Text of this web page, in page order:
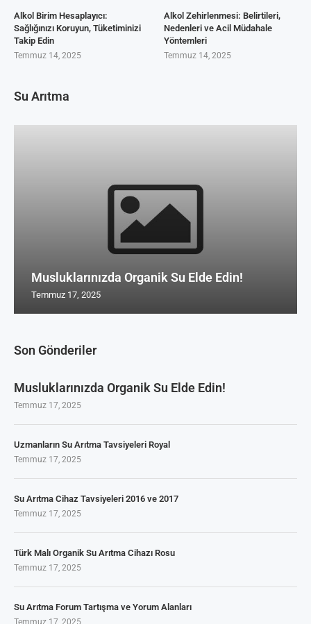
Son Gönderiler
Musluklarınızda Organik Su Elde Edin!
Temmuz 17, 2025
Uzmanların Su Arıtma Tavsiyeleri Royal
Temmuz 17, 2025
Su Arıtma Cihaz Tavsiyeleri 2016 ve 2017
Temmuz 17, 2025
Türk Malı Organik Su Arıtma Cihazı Rosu
Temmuz 17, 2025
Su Arıtma Forum Tartışma ve Yorum Alanları
Alkol Birim Hesaplayıcı:
Sağlığınızı Koruyun, Tüketiminizi
Takip Edin
Temmuz 14, 2025
Alkol Zehirlenmesi: Belirtileri,
Nedenleri ve Acil Müdahale
Yöntemleri
Temmuz 14, 2025
Su Arıtma
Musluklarınızda Organik Su Elde Edin!
Temmuz 17, 2025